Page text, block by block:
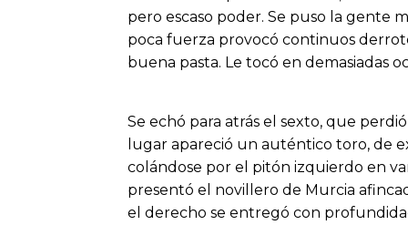
pero escaso poder. Se puso la gente
poca fuerza provocó continuos
buena pasta. Le tocó en demasiadas
Se echó para atrás el sexto, que
lugar apareció un auténtico toro, de
colándose por el pitón izquierdo en
presentó el novillero de Murcia
el derecho se entregó con